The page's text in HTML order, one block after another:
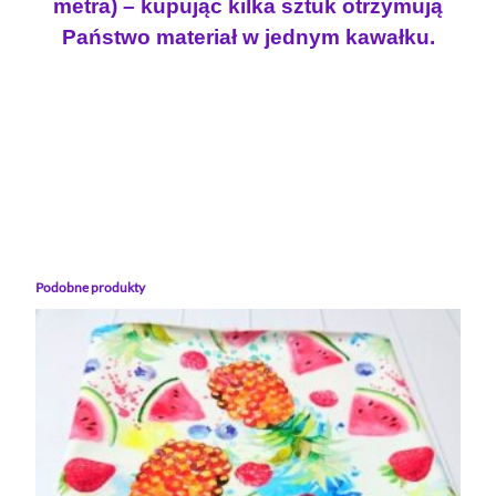
metra) – kupując kilka sztuk otrzymują
Państwo materiał w jednym kawałku.
Podobne produkty